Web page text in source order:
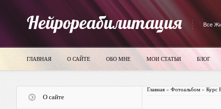
Нейрореабилитация Все
ГЛАВНАЯ О САЙТЕ ОБО МНЕ МОИ СТАТЬИ БЛОГ
О сайте
Главная» Фотоальбом» Курс